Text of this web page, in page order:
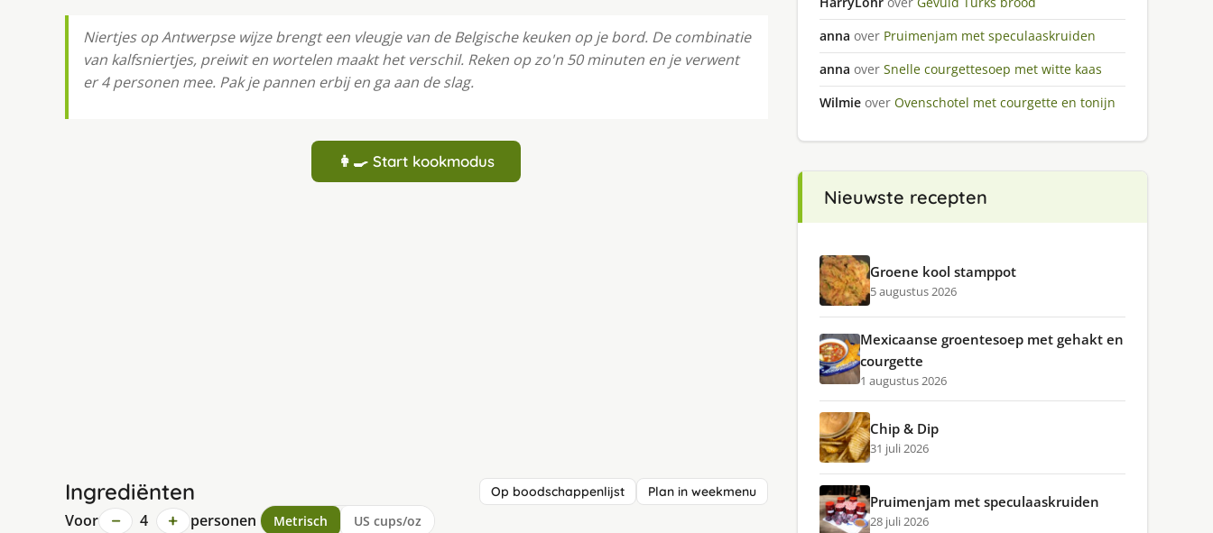
Niertjes op Antwerpse wijze brengt een vleugje van de Belgische keuken op je bord. De combinatie
van kalfsniertjes, preiwit en wortelen maakt het verschil. Reken op zo'n 50 minuten en je verwent
er 4 personen mee. Pak je pannen erbij en ga aan de slag.
👩‍🍳 Start kookmodus
Ingrediënten Op boodschappenlijst Plan in weekmenu
Voor − 4 + personen Metrisch US cups/oz
anna over Pruimenjam met speculaaskruiden
anna over Snelle courgettesoep met witte kaas
Wilmie over Ovenschotel met courgette en tonijn
Nieuwste recepten
Groene kool stamppot
5 augustus 2026
Mexicaanse groentesoep met gehakt en
courgette
1 augustus 2026
Chip & Dip
31 juli 2026
Pruimenjam met speculaaskruiden
28 juli 2026